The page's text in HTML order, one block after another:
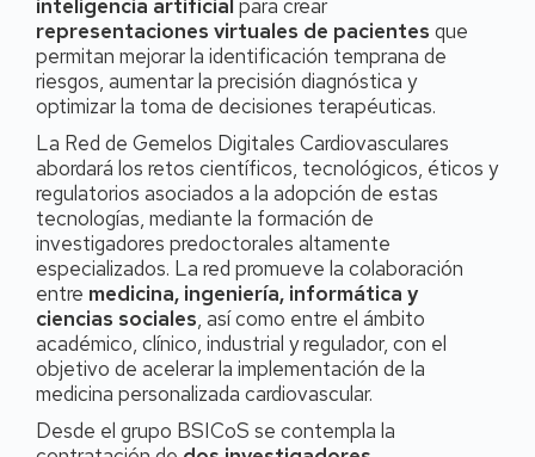
inteligencia artificial para crear
representaciones virtuales de pacientes que
permitan mejorar la identificación temprana de
riesgos, aumentar la precisión diagnóstica y
optimizar la toma de decisiones terapéuticas.
La Red de Gemelos Digitales Cardiovasculares
abordará los retos científicos, tecnológicos, éticos y
regulatorios asociados a la adopción de estas
tecnologías, mediante la formación de
investigadores predoctorales altamente
especializados. La red promueve la colaboración
entre medicina, ingeniería, informática y
ciencias sociales, así como entre el ámbito
académico, clínico, industrial y regulador, con el
objetivo de acelerar la implementación de la
medicina personalizada cardiovascular.
Desde el grupo BSICoS se contempla la